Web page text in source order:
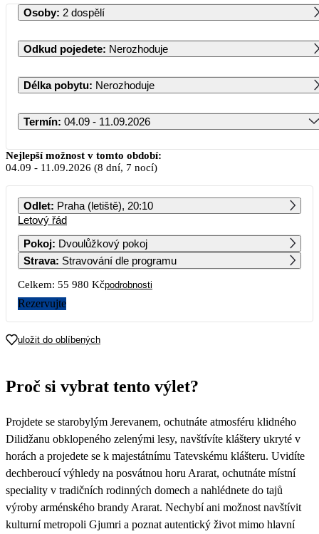
Osoby: 2 dospělí
Odkud pojedete: Nerozhoduje
Délka pobytu: Nerozhoduje
Termín: 04.09 - 11.09.2026
Září 2026
PO ÚT ST ČT PÁ SO NE
27 990
7 8 9 10
21
Nejlepší možnost v tomto období:
04.09 - 11.09.2026 (8 dní, 7 nocí)
Odlet: Praha (letiště), 20:10
Letový řád
Pokoj: Dvoulůžkový pokoj
Strava: Stravování dle programu
Celkem: 55 980 Kčpodrobnosti
Rezervujte
uložit do oblíbených
Proč si vybrat tento výlet?
Projdete se starobylým Jerevanem, ochutnáte atmosféru klidného
Dilidžanu obklopeného zelenými lesy, navštívíte kláštery ukryté v
horách a projedete se k majestátnímu Tatevskému klášteru. Uvidíte
dechberoucí výhledy na posvátnou horu Ararat, ochutnáte místní
speciality v tradičních rodinných domech a nahlédnete do tajů
výroby arménského brandy Ararat. Nechybí ani možnost navštívit
kulturní metropoli Gjumri a poznat autentický život mimo hlavní